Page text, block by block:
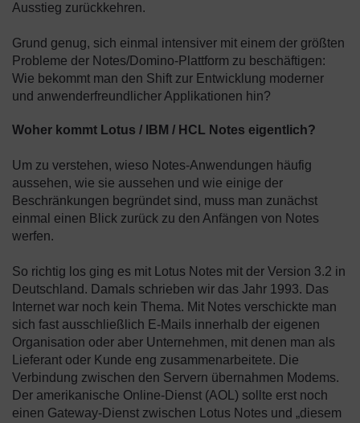
Ausstieg zurückkehren.
Grund genug, sich einmal intensiver mit einem der größten
Probleme der Notes/Domino-Plattform zu beschäftigen:
Wie bekommt man den Shift zur Entwicklung moderner
und anwenderfreundlicher Applikationen hin?
Woher kommt Lotus / IBM / HCL Notes eigentlich?
Um zu verstehen, wieso Notes-Anwendungen häufig
aussehen, wie sie aussehen und wie einige der
Beschränkungen begründet sind, muss man zunächst
einmal einen Blick zurück zu den Anfängen von Notes
werfen.
So richtig los ging es mit Lotus Notes mit der Version 3.2 in
Deutschland. Damals schrieben wir das Jahr 1993. Das
Internet war noch kein Thema. Mit Notes verschickte man
sich fast ausschließlich E-Mails innerhalb der eigenen
Organisation oder aber Unternehmen, mit denen man als
Lieferant oder Kunde eng zusammenarbeitete. Die
Verbindung zwischen den Servern übernahmen Modems.
Der amerikanische Online-Dienst (AOL) sollte erst noch
einen Gateway-Dienst zwischen Lotus Notes und „diesem